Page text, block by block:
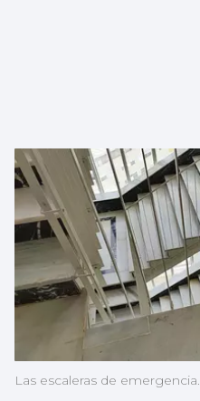
Las escaleras de emergencia.